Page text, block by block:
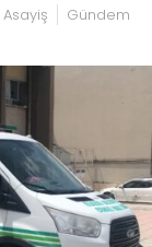
Asayiş Gündem